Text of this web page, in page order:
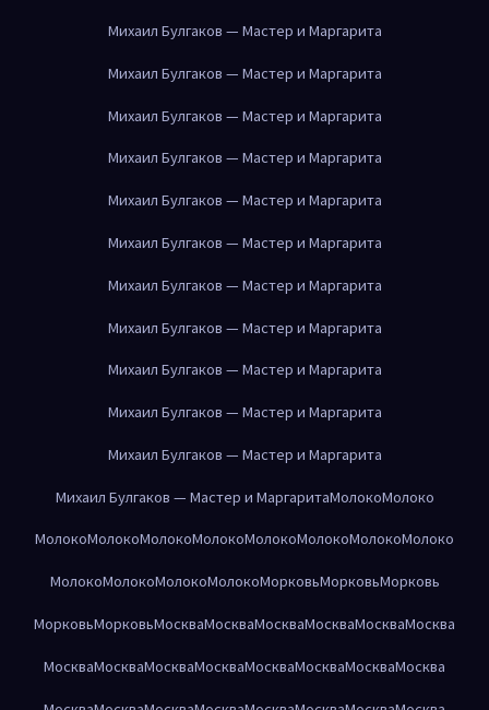
Михаил Булгаков — Мастер и Маргарита
Михаил Булгаков — Мастер и Маргарита
Михаил Булгаков — Мастер и Маргарита
Михаил Булгаков — Мастер и Маргарита
Михаил Булгаков — Мастер и Маргарита
Михаил Булгаков — Мастер и Маргарита
Михаил Булгаков — Мастер и Маргарита
Михаил Булгаков — Мастер и Маргарита
Михаил Булгаков — Мастер и Маргарита
Михаил Булгаков — Мастер и Маргарита
Михаил Булгаков — Мастер и Маргарита
Михаил Булгаков — Мастер и МаргаритаМолокоМолоко
МолокоМолокоМолокоМолокоМолокоМолокоМолокоМолоко
МолокоМолокоМолокоМолокоМорковьМорковьМорковь
МорковьМорковьМоскваМоскваМоскваМоскваМоскваМосква
МоскваМоскваМоскваМоскваМоскваМоскваМоскваМосква